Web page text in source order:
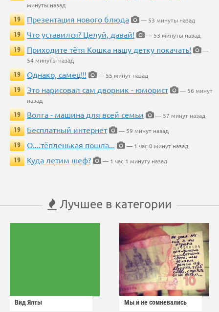
минуты назад
19
Презентация нового блюда
— 53 минуты назад
19
Что уставился? Целуй, давай!
— 53 минуты назад
19
Приходите тётя Кошка нашу детку покачать!
—
54 минуты назад
19
Однако, самец!!!
— 55 минут назад
19
Это нарисовал сам дворник - юморист
— 56 минут
назад
19
Волга - машина для всей семьи
— 57 минут назад
19
Бесплатный интернет
— 59 минут назад
19
О....тёпленькая пошла...
— 1 час 0 минут назад
19
Куда летим шеф? — 1 час 1 минуту назад
Лучшее в категории
Вид Ялты Мы и не сомневались